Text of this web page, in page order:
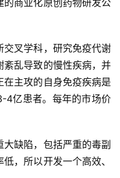
交叉学科，研究免疫代谢
紊乱导致的慢性疾病，并
在主攻的自身免疫疾病是
4亿患者。每年的市场价
大缺陷，包括严重的毒副
，所以开发一个高效、